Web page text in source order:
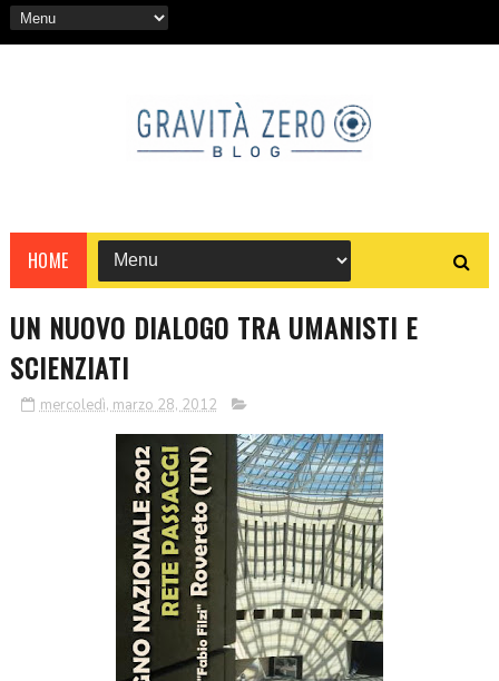
HOME
UN NUOVO DIALOGO TRA UMANISTI E
SCIENZIATI
mercoledì, marzo 28, 2012